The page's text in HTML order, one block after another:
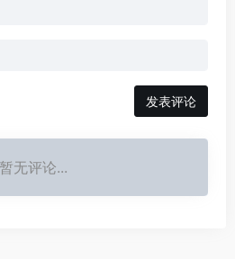
发表评论
暂无评论...